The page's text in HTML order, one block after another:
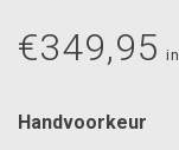
€349,95
Handvoorkeur